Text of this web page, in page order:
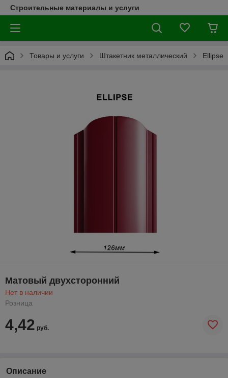
Строительные материалы и услуги
Товары и услуги Штакетник металлический Ellipse
Матовый двухсторонний
Нет в наличии
Розница
4,42 руб.
Описание